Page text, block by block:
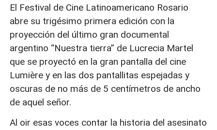
El Festival de Cine Latinoamericano Rosario
abre su trigésimo primera edición con la
proyección del último gran documental
argentino “Nuestra tierra” de Lucrecia Martel
que se proyectó en la gran pantalla del cine
Lumière y en las dos pantallitas espejadas y
oscuras de no más de 5 centímetros de ancho
de aquel señor.
Al oir esas voces contar la historia del asesinato